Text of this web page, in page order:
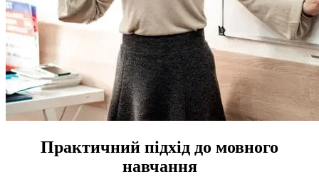
Практичний підхід до мовного
навчання